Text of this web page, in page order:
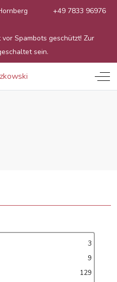
+49 7833 96976
Spambots geschützt! Zur
sein.
3
9
129